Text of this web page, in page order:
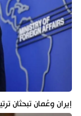
إيران وعُمان تبحثان